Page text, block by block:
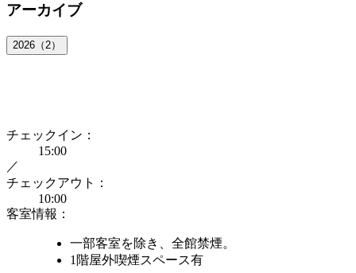
アーカイブ
2026（2）
チェックイン：
15:00
／
チェックアウト：
10:00
客室情報：
一部客室を除き、全館禁煙。
1階屋外喫煙スペース有